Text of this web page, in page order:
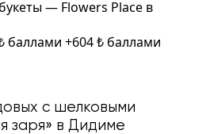
баллами +604 ₺ баллами
с шелковыми
заря» в Дидиме